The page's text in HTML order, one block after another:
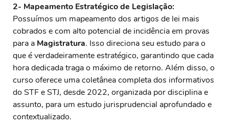
2- Mapeamento Estratégico de Legislação:
Possuímos um mapeamento dos artigos de lei mais
cobrados e com alto potencial de incidência em provas
para a Magistratura. Isso direciona seu estudo para o
que é verdadeiramente estratégico, garantindo que cada
hora dedicada traga o máximo de retorno. Além disso, o
curso oferece uma coletânea completa dos informativos
do STF e STJ, desde 2022, organizada por disciplina e
assunto, para um estudo jurisprudencial aprofundado e
contextualizado.